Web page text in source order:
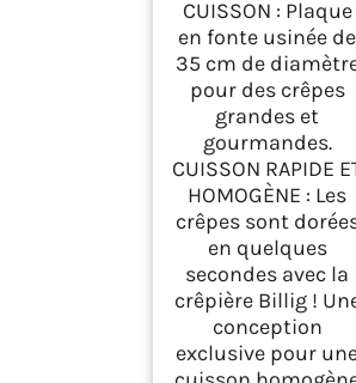
CUISSON : Plaque
en fonte usinée de
35 cm de
pour des crêpes
grandes et
gourmandes.
CUISSON RAPIDE
HOMOGÈNE : Les
crêpes sont
en quelques
secondes avec la
crêpière Billig !
conception
exclusive pour